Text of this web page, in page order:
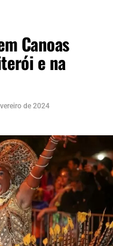
Canoas
e na
de 2024